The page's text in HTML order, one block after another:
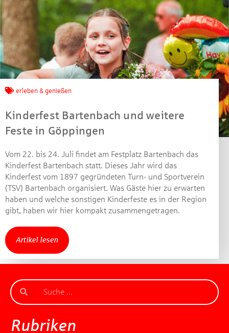
erleben & genießen
Kinderfest Bartenbach und weitere
Feste in Göppingen
Vom 22. bis 24. Juli findet am Festplatz Bartenbach das
Kinderfest Bartenbach statt. Dieses Jahr wird das
Kinderfest vom 1897 gegründeten Turn- und Sportverein
(TSV) Bartenbach organisiert. Was Gäste hier zu erwarten
haben und welche sonstigen Kinderfeste es in der Region
gibt, haben wir hier kompakt zusammengetragen.
Artikel lesen
Rubriken
Göppingen in diesem Jahr?
Gewinnspiel geschlossen